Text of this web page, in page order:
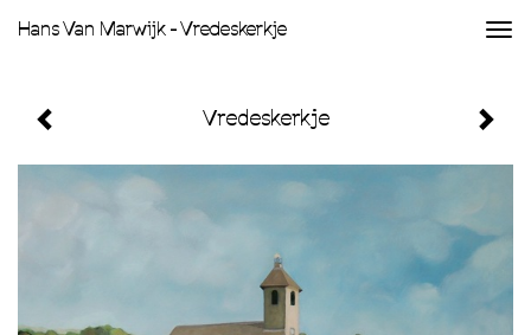
Hans Van Marwijk - Vredeskerkje
Vredeskerkje